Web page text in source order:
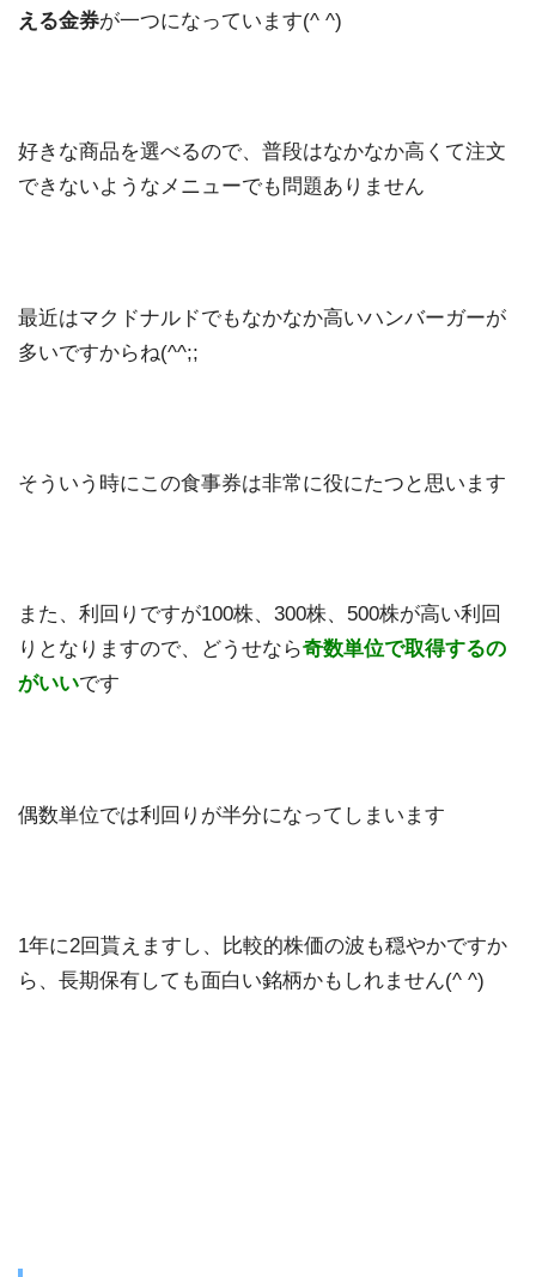
える金券が一つになっています(^ ^)
好きな商品を選べるので、普段はなかなか高くて注文
できないようなメニューでも問題ありません
最近はマクドナルドでもなかなか高いハンバーガーが
多いですからね(^^;;
そういう時にこの食事券は非常に役にたつと思います
また、利回りですが100株、300株、500株が高い利回
りとなりますので、どうせなら奇数単位で取得するの
がいいです
偶数単位では利回りが半分になってしまいます
1年に2回貰えますし、比較的株価の波も穏やかですか
ら、長期保有しても面白い銘柄かもしれません(^ ^)